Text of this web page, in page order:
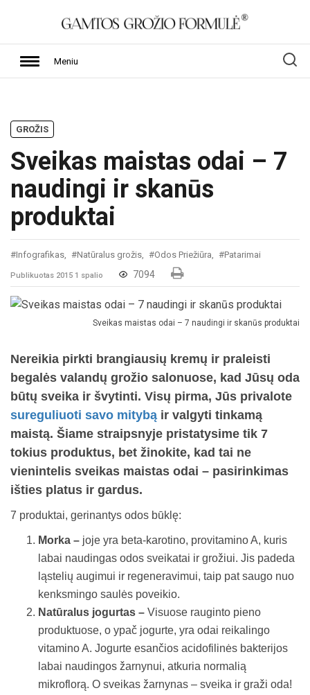
Meniu
GROŽIS
Sveikas maistas odai – 7
naudingi ir skanūs
produktai
#Infografikas, #Natūralus grožis, #Odos Priežiūra, #Patarimai
Publikuotas 2015 1 spalio 7094
Sveikas maistas odai – 7 naudingi ir skanūs produktai
Nereikia pirkti brangiausių kremų ir praleisti
begalės valandų grožio salonuose, kad Jūsų oda
būtų sveika ir švytinti. Visų pirma, Jūs privalote
sureguliuoti savo mitybą ir valgyti tinkamą
maistą. Šiame straipsnyje pristatysime tik 7
tokius produktus, bet žinokite, kad tai ne
vienintelis sveikas maistas odai – pasirinkimas
išties platus ir gardus.
7 produktai, gerinantys odos būklę:
Morka – joje yra beta-karotino, provitamino A, kuris
labai naudingas odos sveikatai ir grožiui. Jis padeda
ląstelių augimui ir regeneravimui, taip pat saugo nuo
kenksmingo saulės poveikio.
Natūralus jogurtas – Visuose rauginto pieno
produktuose, o ypač jogurte, yra odai reikalingo
vitamino A. Jogurte esančios acidofilinės bakterijos
labai naudingos žarnynui, atkuria normalią
mikroflorą. O sveikas žarnynas – sveika ir graži odaǃ